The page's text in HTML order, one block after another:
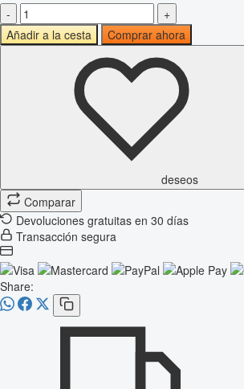
-
+
Añadir a la cesta
Comprar ahora
deseos
Comparar
Devoluciones gratuitas en 30 días
Transacción segura
Share: